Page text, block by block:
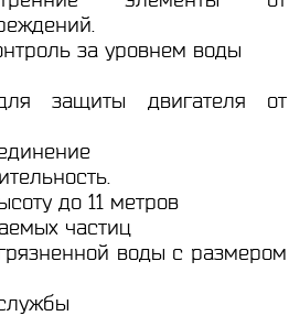
за уровнем воды
защиты двигателя от
до 11 метров
частиц
воды с размером